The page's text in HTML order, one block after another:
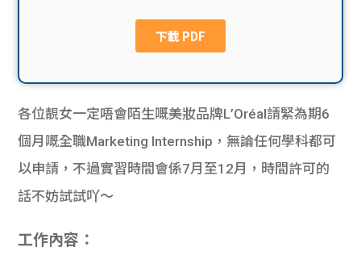
網上
私人
貸款
計數
校園
Gui
理財
Gui
各位靚女一定唔會陌生嘅美妝品牌L’Oréal請緊為期6
個月嘅全職Marketing Internship，無論任何學科都可
以申請，不過實習時間會係7月至12月，時間許可的
話不妨試試吖～
工作內容：